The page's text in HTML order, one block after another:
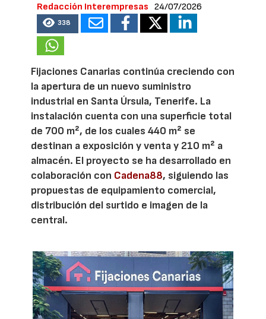
Redacción Interempresas 24/07/2026
338
Fijaciones Canarias continúa creciendo con
la apertura de un nuevo suministro
industrial en Santa Úrsula, Tenerife. La
instalación cuenta con una superficie total
de 700 m², de los cuales 440 m² se
destinan a exposición y venta y 210 m² a
almacén. El proyecto se ha desarrollado en
colaboración con Cadena88, siguiendo las
propuestas de equipamiento comercial,
distribución del surtido e imagen de la
central.